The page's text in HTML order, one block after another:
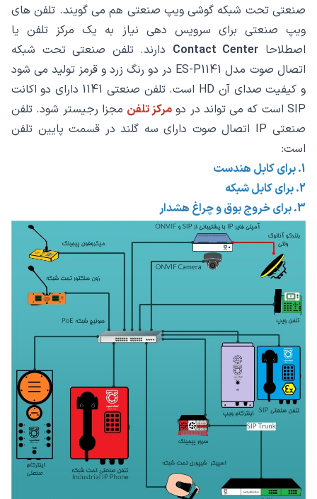
صنعتی تحت شبکه گوشی ویپ صنعتی هم می گویند. تلفن های
ویپ صنعتی برای سرویس دهی نیاز به یک مرکز تلفن یا
اصطلاحا Contact Center دارند. تلفن صنعتی تحت شبکه
اتصال صوت مدل ES-P1141 در دو رنگ زرد و قرمز تولید می شود
و کیفیت صدای آن HD است. تلفن صنعتی 1141 دارای دو اکانت
SIP است که می تواند در دو
مرکز تلفن مجزا رجیستر شود. تلفن
صنعتی IP اتصال صوت دارای سه گلند در قسمت پایین تلفن
است:
1. برای کابل هندست
2. برای کابل شبکه
3. برای خروج بوق و چراغ هشدار